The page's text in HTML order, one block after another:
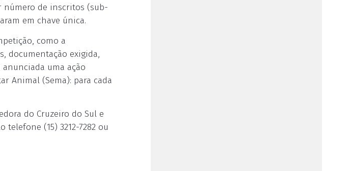
número de inscritos (sub-
em chave única.
como a
documentação exigida,
uma ação
Animal (Sema): para cada
do Cruzeiro do Sul e
(15) 3212-7282 ou